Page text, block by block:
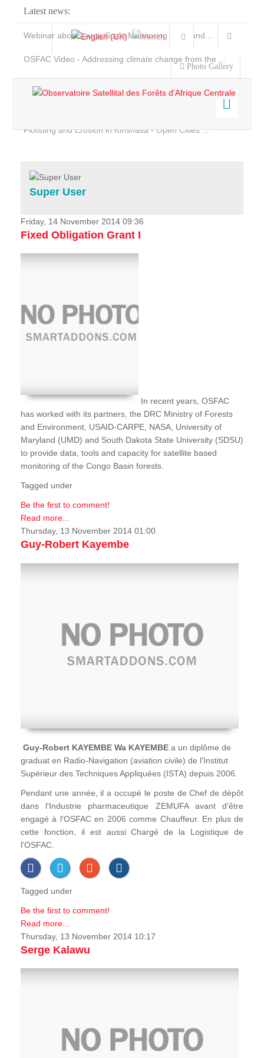
Latest news:
Webinar about Large Scale Monitoring and Land ...
OSFAC Video - Addressing climate change from the ...
Flooding and Erosion in Kinshasa - Open Cities ...
Photo Gallery
Home
Services
Projects
News & Stories
Super User
Friday, 14 November 2014 09:36
Fixed Obligation Grant I
In recent years, OSFAC
has worked with its partners, the DRC Ministry of Forests
and Environment, USAID-CARPE, NASA, University of
Maryland (UMD) and South Dakota State University (SDSU)
to provide data, tools and capacity for satellite based
monitoring of the Congo Basin forests.
Tagged under
Be the first to comment!
Read more...
Thursday, 13 November 2014 01:00
Guy-Robert Kayembe
Guy-Robert KAYEMBE Wa KAYEMBE a un diplôme de
graduat en Radio-Navigation (aviation civile) de l'Institut
Supérieur des Techniques Appliquées (ISTA) depuis 2006.
Pendant une année, il a occupé le poste de Chef de dépôt
dans l'Industrie pharmaceutique ZEMUFA avant d'être
engagé à l'OSFAC en 2006 comme Chauffeur. En plus de
cette fonction, il est aussi Chargé de la Logistique de
l'OSFAC.
Tagged under
Be the first to comment!
Read more...
Thursday, 13 November 2014 10:17
Serge Kalawu